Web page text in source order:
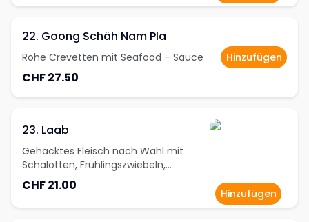
22. Goong Schäh Nam Pla
Rohe Crevetten mit Seafood – Sauce
CHF 27.50
Hinzufügen
23. Laab
Gehacktes Fleisch nach Wahl mit
Schalotten, Frühlingszwiebeln,
Zitronenblätter und Chilipulver
CHF 21.00
Hinzufügen